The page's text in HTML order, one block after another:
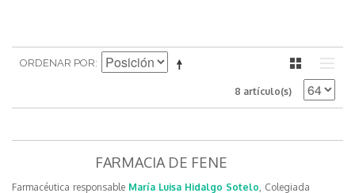
ORDENAR POR
8 artículo(s)
FARMACIA DE FENE
Farmacéutica responsable María Luisa Hidalgo Sotelo , Colegiada